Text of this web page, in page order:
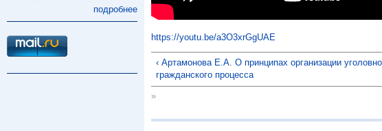
подробнее
https://youtu.be/a3O3xrGgUAE
‹ Артамонова Е.А. О принципах организации
гражданского процесса
»